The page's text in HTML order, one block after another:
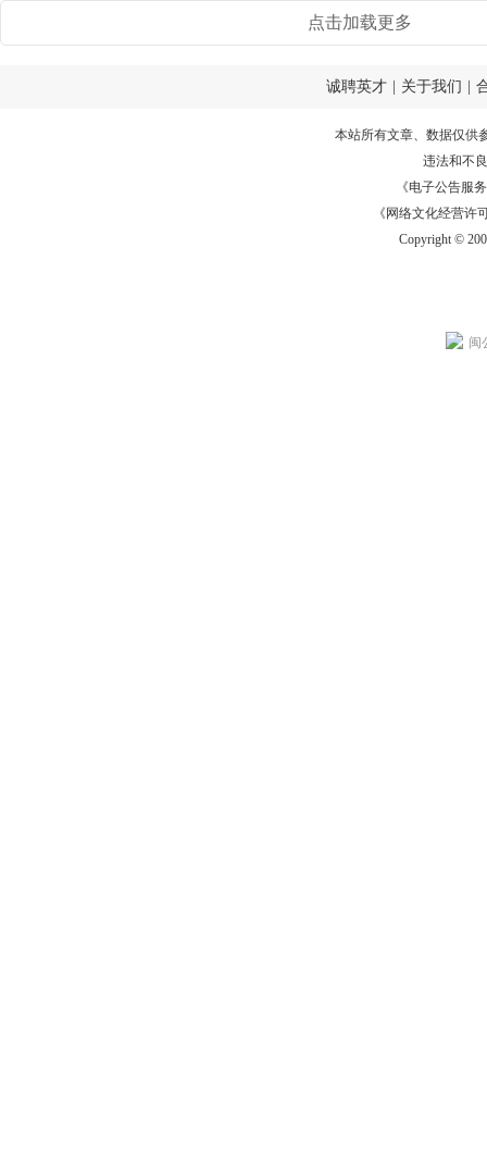
点击加载更多
诚聘英才 关于我们
本站所有文章、数据仅供
违法和不
《电子公告服务
《网络文化经营许
Copyright ©
闽